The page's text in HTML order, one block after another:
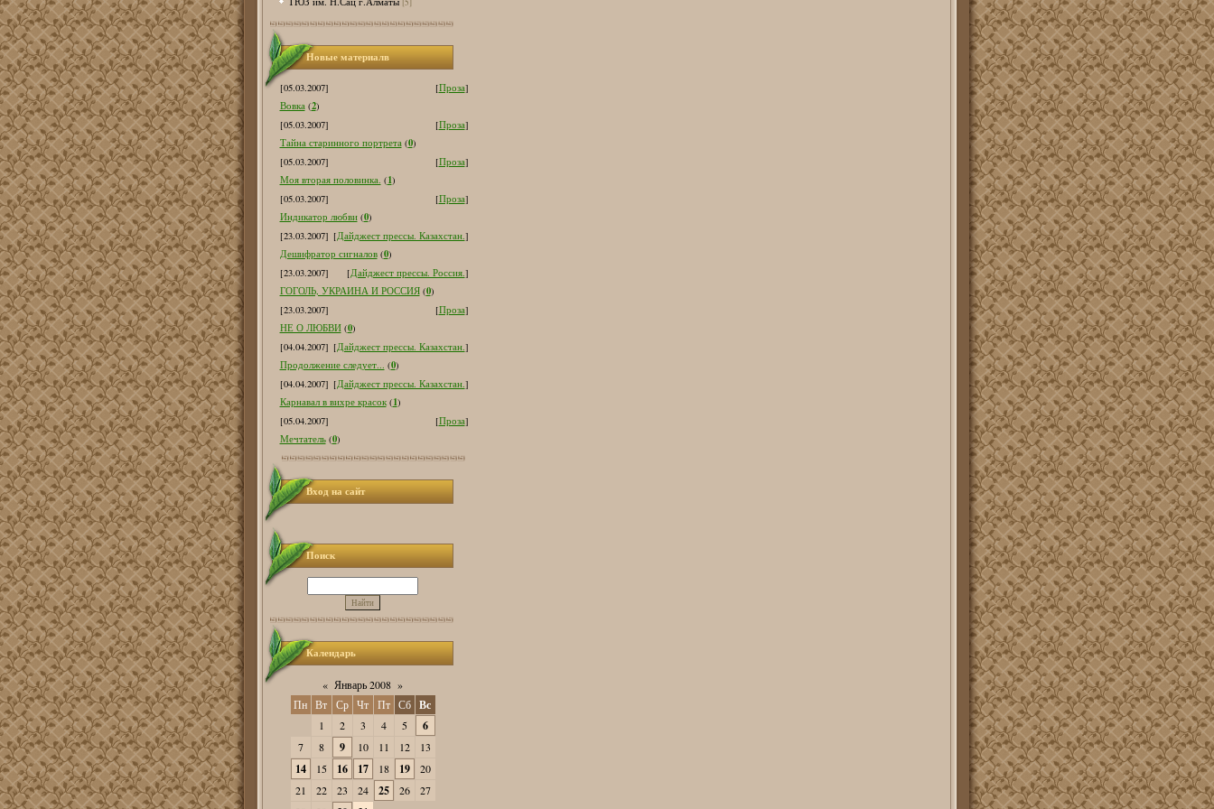
Новые материалв
[05.03.2007] [Проза]
Вовка (2)
[05.03.2007]
[Проза]
Тайна старинного портрета (0)
[05.03.2007]
[Проза]
Моя вторая половинка. (1)
[05.03.2007]
[Проза]
Индикатор любви (0)
[23.03.2007] [Дайджест прессы. Казахстан.]
Дешифратор сигналов (0)
[23.03.2007]
[Дайджест прессы. Россия.]
ГОГОЛЬ, УКРАИНА И РОССИЯ (0)
[23.03.2007]
[Проза]
НЕ О ЛЮБВИ (0)
[04.04.2007] [Дайджест прессы. Казахстан.]
Продолжение следует... (0)
[04.04.2007] [Дайджест прессы. Казахстан.]
Карнавал в вихре красок (1)
[05.04.2007]
[Проза]
Мечтатель (0)
Вход на сайт
Поиск
Календарь
« Январь 2008 »
Пн Вт Ср Чт Пт Сб Вс
1 2 3 4 5 6
7 8 9 10 11 12 13
14 15 16 17 18 19
20
21
22 23 24 25 26
27